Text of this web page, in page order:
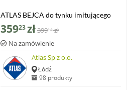
ATLAS BEJCA do tynku imitującego
drewno, 4 litry
35923zł39914 zł
Na zamówienie
Atlas Sp z o.o.
Łódź
98 produkty